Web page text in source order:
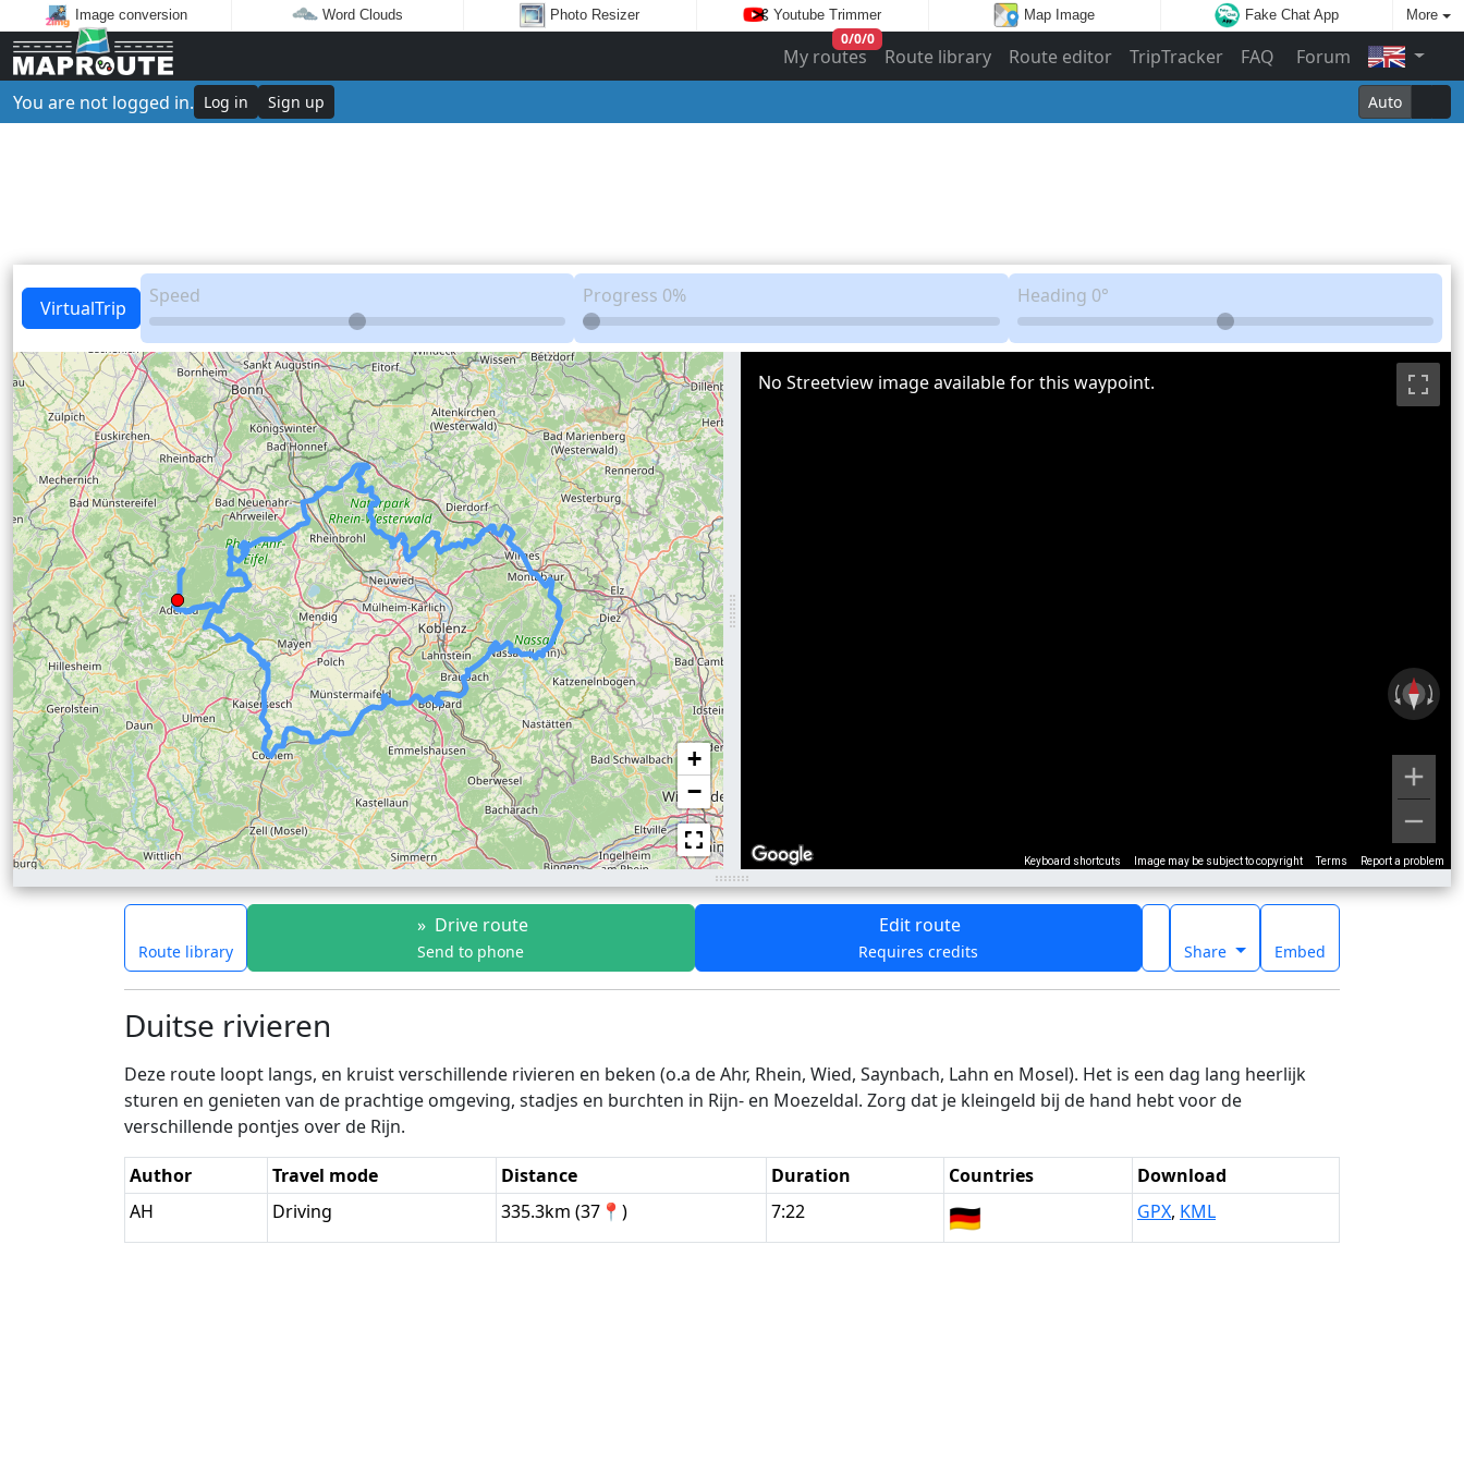
Image conversion Word Clouds Photo Resizer Youtube Trimmer Map Image Fake Chat App More
My routes
0/0/0
Route library Route editor TripTracker FAQ
Forum
You are not logged in. Log in Sign up Auto
VirtualTrip
Speed Progress 0% Heading 0°
+
−
Keyboard shortcuts Image may be subject to copyright Terms Report a problem
No Streetview image available for this waypoint.
Route library
» Drive route
Send to phone
Edit route
Requires credits Share Embed
Duitse rivieren
Deze route loopt langs, en kruist verschillende rivieren en beken (o.a de Ahr, Rhein, Wied, Saynbach, Lahn en Mosel). Het is een dag lang heerlijk
sturen en genieten van de prachtige omgeving, stadjes en burchten in Rijn- en Moezeldal. Zorg dat je kleingeld bij de hand hebt voor de
verschillende pontjes over de Rijn.
Author Travel mode Distance Duration Countries
Download
AH
Driving 335.3km (37📍) 7:22 🇩🇪 GPX, KML